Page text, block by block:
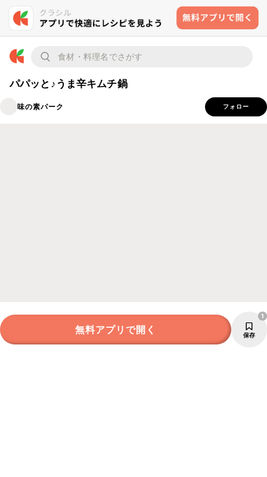
パパッと♪うま辛キムチ鍋
味の素パーク フォロー
無料アプリで開く 保存
1